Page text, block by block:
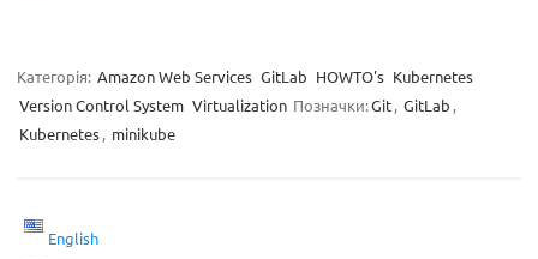
Категорія: Amazon Web Services GitLab HOWTO's Kubernetes
Version Control System Virtualization Позначки:Git, GitLab ,
Kubernetes, minikube
English